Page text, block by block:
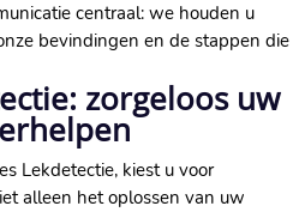
centraal: we houden u
bevindingen en de stappen die
zorgeloos uw
Lekdetectie, kiest u voor
alleen het oplossen van uw